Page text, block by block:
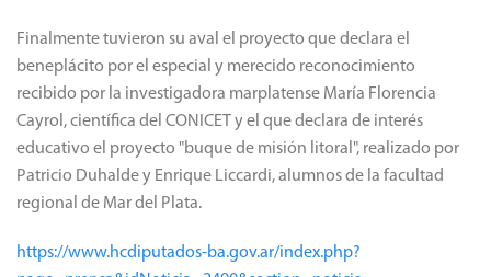
Finalmente tuvieron su aval el proyecto que declara el
beneplácito por el especial y merecido reconocimiento
recibido por la investigadora marplatense María Florencia
Cayrol, científica del CONICET y el que declara de interés
educativo el proyecto "buque de misión litoral", realizado por
Patricio Duhalde y Enrique Liccardi, alumnos de la facultad
regional de Mar del Plata.
https://www.hcdiputados-ba.gov.ar/index.php?